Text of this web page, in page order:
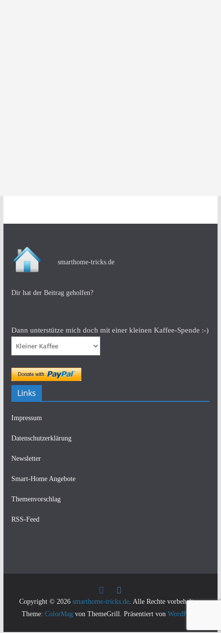
smarthome-tricks.de
Dir hat der Beitrag geholfen?
Dann unterstütze mich doch mit einer kleinen Kaffee-Spende :-)
Links
Impressum
Datenschutzerklärung
Newsletter
Smart-Home Angebote
Themenvorschlag
RSS-Feed
Copyright © 2026 smarthome-tricks.de. Alle Rechte vorbehalten.
Theme: ColorMagvon ThemeGrill. Präsentiert von WordPress